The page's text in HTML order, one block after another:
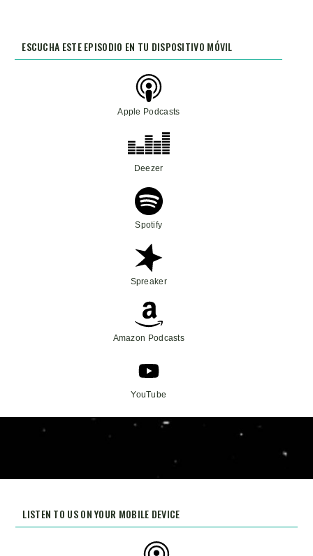
ESCUCHA ESTE EPISODIO EN TU DISPOSITIVO MÓVIL
Apple Podcasts
Deezer
Spotify
Spreaker
Amazon Podcasts
YouTube
LISTEN TO US ON YOUR MOBILE DEVICE